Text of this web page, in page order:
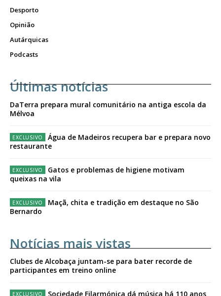
Desporto
Opinião
Autárquicas
Podcasts
Últimas notícias
DaTerra prepara mural comunitário na antiga escola da
Mélvoa
Água de Madeiros recupera bar e prepara novo
restaurante
Gatos e problemas de higiene motivam
queixas na vila
Maçã, chita e tradição em destaque no São
Bernardo
Notícias mais vistas
Clubes de Alcobaça juntam-se para bater recorde de
participantes em treino online
Sociedade Filarmónica dá música há 110 anos